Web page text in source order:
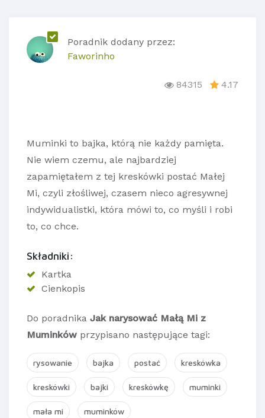
Poradnik dodany przez:
Faworinho
84315 4.17
Muminki to bajka, którą nie każdy pamięta.
Nie wiem czemu, ale najbardziej
zapamiętałem z tej kreskówki postać Małej
Mi, czyli złośliwej, czasem nieco agresywnej
indywidualistki, która mówi to, co myśli i robi
to, co chce.
Składniki:
Kartka
Cienkopis
Do poradnika Jak narysować Małą Mi z
Muminków przypisano następujące tagi:
rysowanie bajka postać kreskówka
kreskówki bajki kreskówkę muminki
mała mi muminków